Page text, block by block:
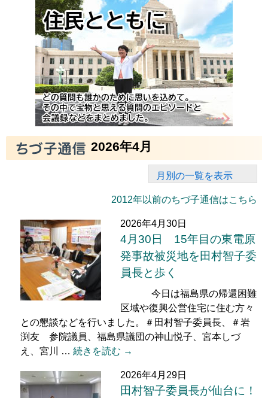
2026年4月
月別の一覧を表示
2012年以前のちづ子通信はこちら
2026年4月30日
4月30日 15年目の東電原
発事故被災地を田村智子委
員長と歩く
今日は福島県の帰還困難
区域や復興公営住宅に住む方々
との懇談などを行いました。＃田村智子委員長、＃岩
渕友 参院議員、福島県議団の神山悦子、宮本しづ
え、宮川 … 続きを読む →
2026年4月29日
田村智子委員長が仙台に！